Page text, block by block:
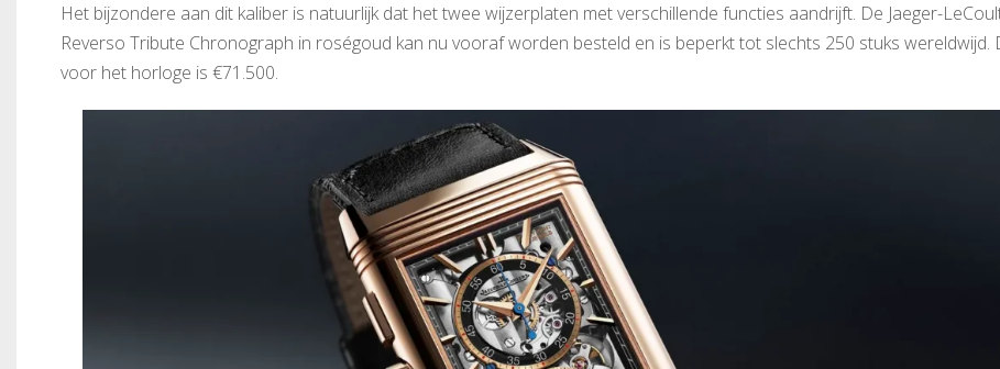
Het bijzondere aan dit kaliber is natuurlijk dat het twee wijzerplaten met verschillende functies aandrijft. De Jaeger-
Reverso Tribute Chronograph in roségoud kan nu vooraf worden besteld en is beperkt tot slechts 250 stuks wereldwijd.
voor het horloge is €​​71.500.